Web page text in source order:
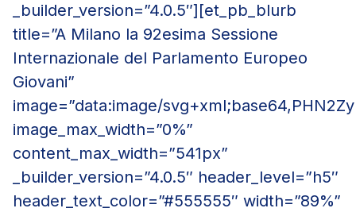
_builder_version=”4.0.5″][et_pb_blurb
title=”A Milano la 92esima Sessione
Internazionale del Parlamento Europeo
Giovani”
image=”data:image/
image_max_width=”0%”
content_max_width=”541px”
_builder_version=”4.0.5″ header_level=”h5″
header_text_color=”#555555″ width=”89%”